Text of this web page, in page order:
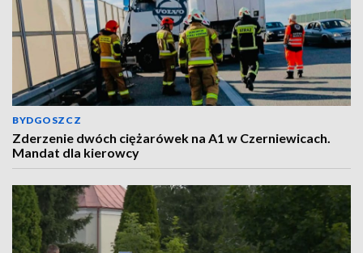
BYDGOSZCZ
Zderzenie dwóch ciężarówek na A1 w Czerniewicach.
Mandat dla kierowcy